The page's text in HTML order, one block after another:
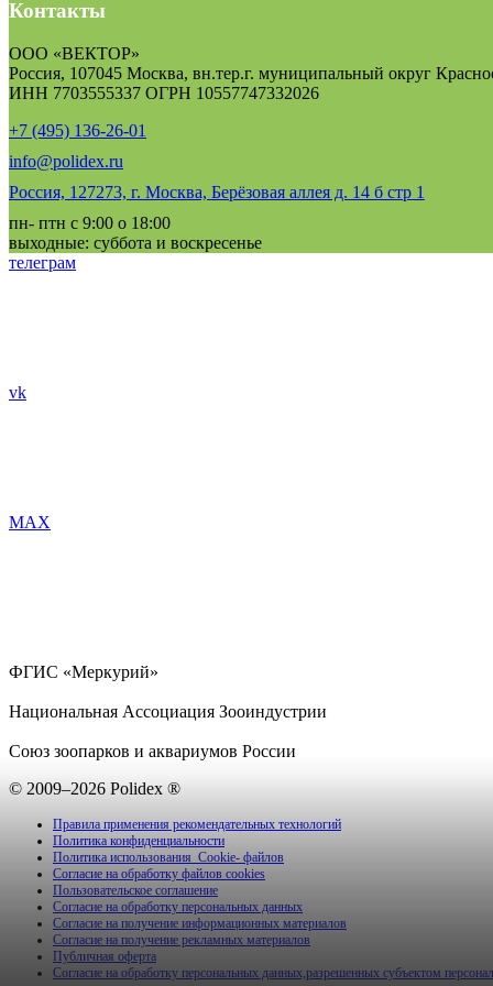
Контакты
ООО «ВЕКТОР»
Россия, 107045 Москва, вн.тер.г. муниципальный округ
ИНН 7703555337 ОГРН 10557747332026
+7 (495) 136-26-01
info@polidex.ru
Россия, 127273, г. Москва, Берёзовая аллея д. 14 б стр 1
пн- птн с 9:00 о 18:00
выходные: суббота и воскресенье
телеграм
vk
MAX
ФГИС «Меркурий»
Национальная Ассоциация Зооиндустрии
Союз зоопарков и аквариумов России
© 2009–2026 Polidex ®
Правила применения рекомендательных технологий
Политика конфиденциальности
Политика использования Cookie- файлов
Согласие на обработку файлов cookies
Пользовательское соглашение
Согласие на обработку персональных данных
Согласие на получение информационных материалов
Согласие на получение рекламных материалов
Публичная оферта
Согласие на обработку персональных данных,разрешенных субъектом